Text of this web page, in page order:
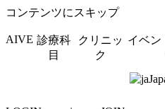
コンテンツにスキップ
AIVE 診療科
目
クリニッ
ク
イベン